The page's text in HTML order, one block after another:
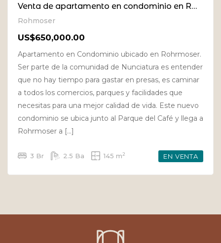
Venta de apartamento en condominio en Rohrmoser
Rohmoser
US$650,000.00
Apartamento en Condominio ubicado en Rohrmoser.
Ser parte de la comunidad de Nunciatura es entender
que no hay tiempo para gastar en presas, es caminar
a todos los comercios, parques y facilidades que
necesitas para una mejor calidad de vida. Este nuevo
condominio se ubica junto al Parque del Café y llega a
Rohrmoser a […]
3 Br 2.5 Ba 145 m2 EN VENTA